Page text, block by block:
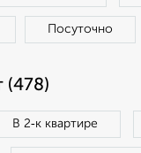
Посуточно
(478)
В 2‑к квартире